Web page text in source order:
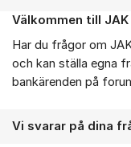
Om forumet
Välkommen till
Har du frågor om
och kan ställa egna
bankärenden på
Vi svarar på dina